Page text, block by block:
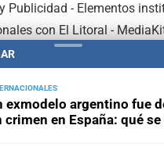
Publicidad - Elementos
con El Litoral -
exmodelo argentino fue
crimen en España: qué se